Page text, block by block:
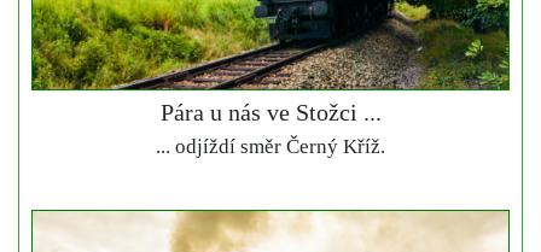
Pára u nás ve Stožci ...
... odjíždí směr Černý Kříž.